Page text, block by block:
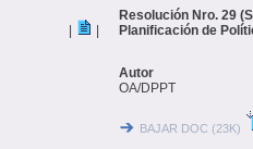
Resolución Nro. 29
Planificación de
Autor
OA/DPPT
BAJAR DOC (23K)